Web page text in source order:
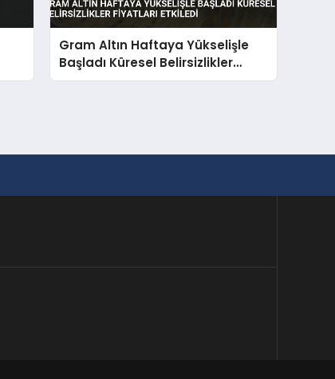
Gram Altın Haftaya Yükselişle
Başladı Küresel Belirsizlikler
Fiyatları Etkiledi